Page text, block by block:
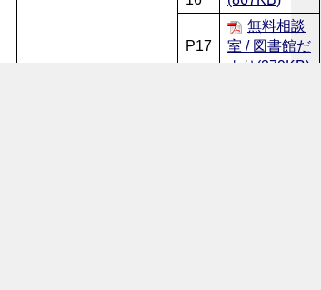
P17
無料相談
室 / 図書館だ
より(379KB)